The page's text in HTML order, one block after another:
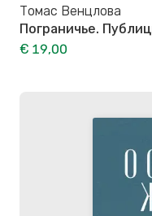
Томас Венцлова
Пограничье.
€ 19,00